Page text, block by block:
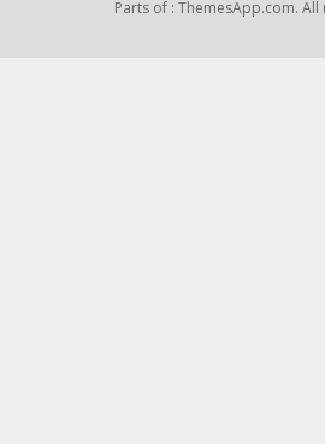
Parts of : ThemesApp.com.